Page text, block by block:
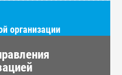
организации